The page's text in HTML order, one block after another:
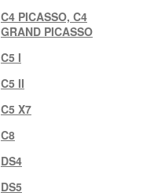
C4 PICASSO, C4
GRAND PICASSO
C5 I
C5 II
C5 X7
C8
DS4
DS5